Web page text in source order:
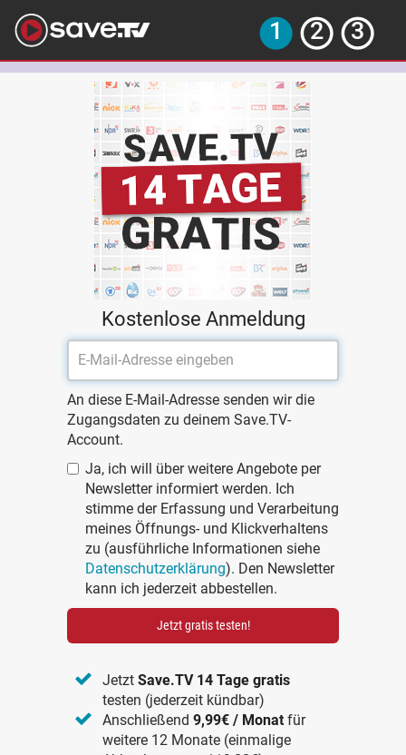
Kostenlose Anmeldung
An diese E-Mail-Adresse senden wir die
Zugangsdaten zu deinem Save.TV-
Account.
Ja, ich will über weitere Angebote per
Newsletter informiert werden. Ich
stimme der Erfassung und Verarbeitung
meines Öffnungs- und Klickverhaltens
zu (ausführliche Informationen siehe
Datenschutzerklärung). Den Newsletter
kann ich jederzeit abbestellen.
Jetzt gratis testen!
JetztSave.TV 14 Tage gratis
testen (jederzeit kündbar)
Anschließend9,99€ / Monat für
weitere 12 Monate (einmalige